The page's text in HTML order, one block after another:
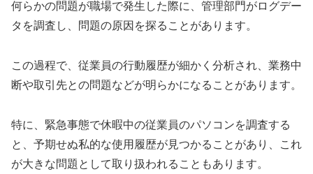
何らかの問題が職場で発生した際に、管理部門がログデー
タを調査し、問題の原因を探ることがあります。
この過程で、従業員の行動履歴が細かく分析され、業務中
断や取引先との問題などが明らかになることがあります。
特に、緊急事態で休暇中の従業員のパソコンを調査する
と、予期せぬ私的な使用履歴が見つかることがあり、これ
が大きな問題として取り扱われることもあります。